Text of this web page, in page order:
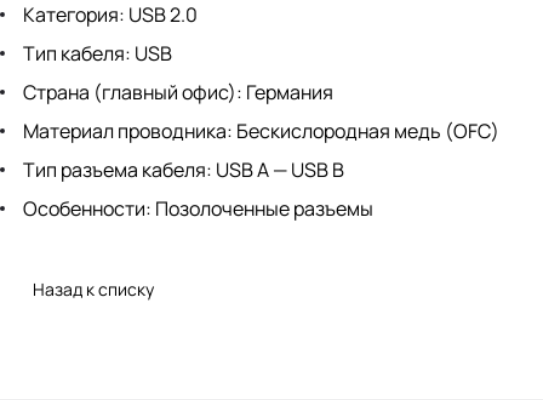
Категория: USB 2.0
Тип кабеля: USB
Страна (главный офис): Германия
Материал проводника: Беcкислородная медь (OFC)
Тип разъема кабеля: USB A — USB B
Особенности: Позолоченные разъемы
Назад к списку